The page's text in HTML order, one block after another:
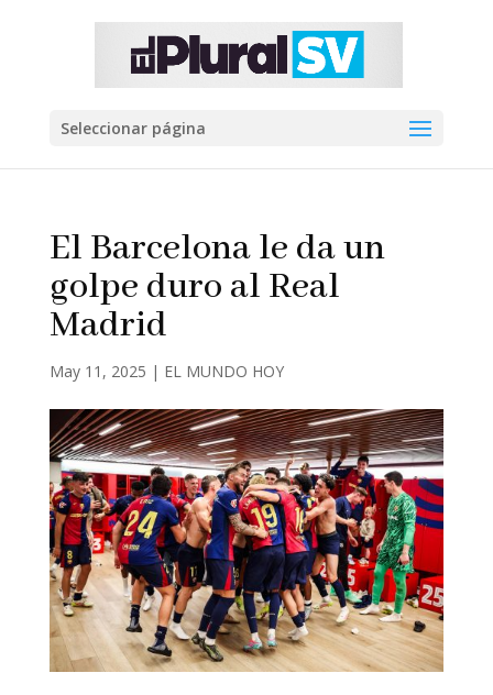
Seleccionar página
El Barcelona le da un
golpe duro al Real
Madrid
May 11, 2025 | EL MUNDO HOY